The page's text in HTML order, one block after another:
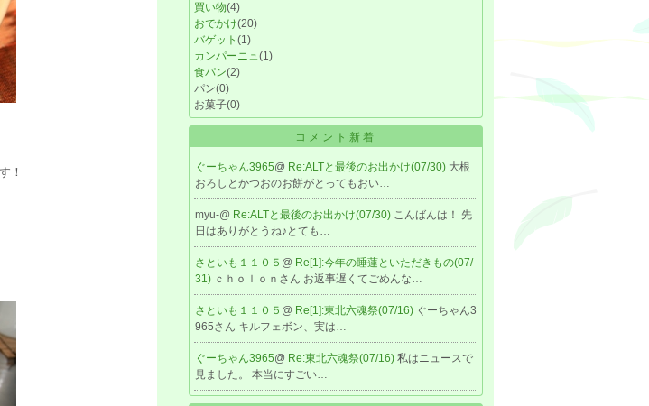
！
買い物(4)
おでかけ(20)
バゲット (1)
カンパーニュ(1)
食パン(2)
パン(0)
お菓子(0)
コメント新着
ぐーちゃん3965@ Re:ALTと最後のお出かけ(07/30) 大根
おろしとかつおのお餅がとってもおい…
myu-@ Re:ALTと最後のお出かけ(07/30) こんばんは！ 先
日はありがとうね♪とても…
さといも１１０５ @ Re[1]:今年の睡蓮といただきもの(07/
31) ｃｈｏｌｏｎさん お返事遅くてごめんな…
さといも１１０５ @ Re[1]:東北六魂祭(07/16) ぐーちゃん3
965さん キルフェボン、実は…
ぐーちゃん3965@ Re:東北六魂祭(07/16) 私はニュースで
見ました。 本当にすごい…